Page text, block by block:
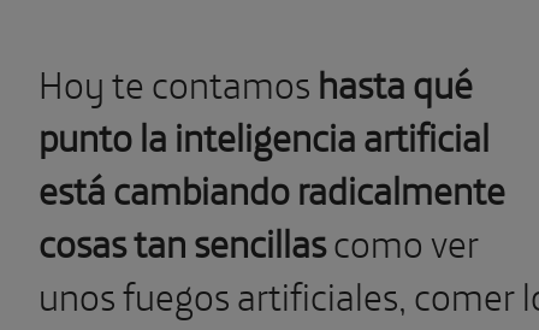
Hoy te contamoshasta qué
punto la inteligencia artificial
está cambiando radicalmente
cosas tan sencillascomo ver
unos fuegos artificiales, comer